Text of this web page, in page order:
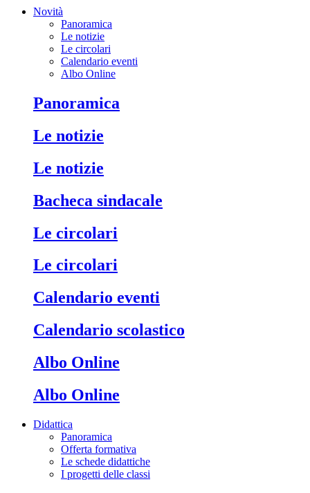
Novità
Panoramica
Le notizie
Le circolari
Calendario eventi
Albo Online
Panoramica
Le notizie
Le notizie
Bacheca sindacale
Le circolari
Le circolari
Calendario eventi
Calendario scolastico
Albo Online
Albo Online
Didattica
Panoramica
Offerta formativa
Le schede didattiche
I progetti delle classi